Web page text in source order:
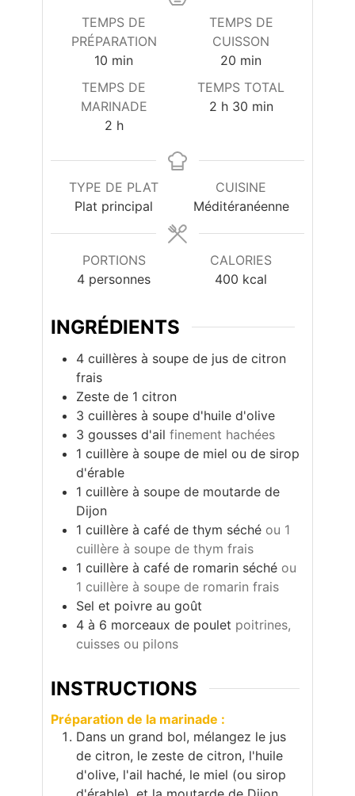
TEMPS DE
PRÉPARATION
10 minutes
min
TEMPS DE
CUISSON
20 minutes
min
TEMPS DE
MARINADE
2heures
h
TEMPS TOTAL
2heures
h 30minutes
min
TYPE DE PLAT
Plat principal
CUISINE
Méditéranéenne
PORTIONS
4 personnes
CALORIES
400 kcal
INGRÉDIENTS
4 cuillères à soupe de jus de citron
frais
Zeste de 1 citron
3 cuillères à soupe d'huile d'olive
3 gousses d'ail finement hachées
1 cuillère à soupe de miel ou de sirop
d'érable
1 cuillère à soupe de moutarde de
Dijon
1 cuillère à café de thym séché ou 1
cuillère à soupe de thym frais
1 cuillère à café de romarin séché ou
1 cuillère à soupe de romarin frais
Sel et poivre au goût
4 à 6 morceaux de poulet poitrines,
cuisses ou pilons
INSTRUCTIONS
Préparation de la marinade :
Dans un grand bol, mélangez le jus
de citron, le zeste de citron, l'huile
d'olive, l'ail haché, le miel (ou sirop